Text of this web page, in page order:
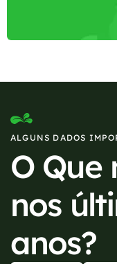
ALGUNS DADOS
O Que
nos
anos?